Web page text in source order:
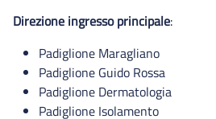
Direzione ingresso principale:
Padiglione Maragliano
Padiglione Guido Rossa
Padiglione Dermatologia
Padiglione Isolamento